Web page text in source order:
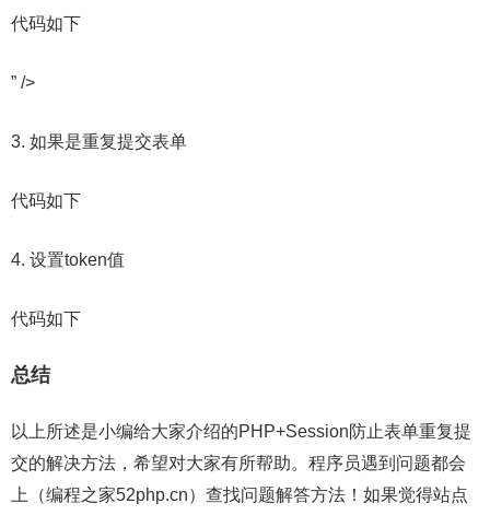
代码如下
” />
3. 如果是重复提交表单
代码如下
4. 设置token值
代码如下
总结
以上所述是小编给大家介绍的PHP+Session防止表单重复提
交的解决方法，希望对大家有所帮助。程序员遇到问题都会
上（编程之家52php.cn）查找问题解答方法！如果觉得站点